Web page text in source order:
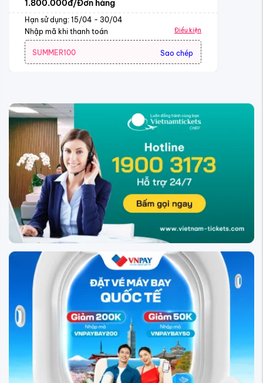
1.800.000đ/Đơn hàng
Hạn sử dụng: 15/04 - 30/04
Nhập mã khi thanh toán
Điều kiện
SUMMER100 Sao chép